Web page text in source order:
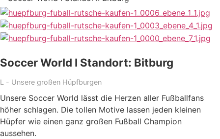
Soccer World I Standort: Bitburg
L - Unsere großen Hüpfburgen
Unsere Soccer World lässt die Herzen aller Fußballfans
höher schlagen. Die tollen Motive lassen jeden kleinen
Hüpfer wie einen ganz großen Fußball Champion
aussehen.